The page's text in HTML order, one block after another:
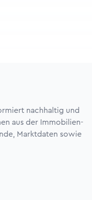
nachhaltig und
aus der Immobilien-
Marktdaten sowie